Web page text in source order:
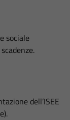
sociale
dell’ISEE